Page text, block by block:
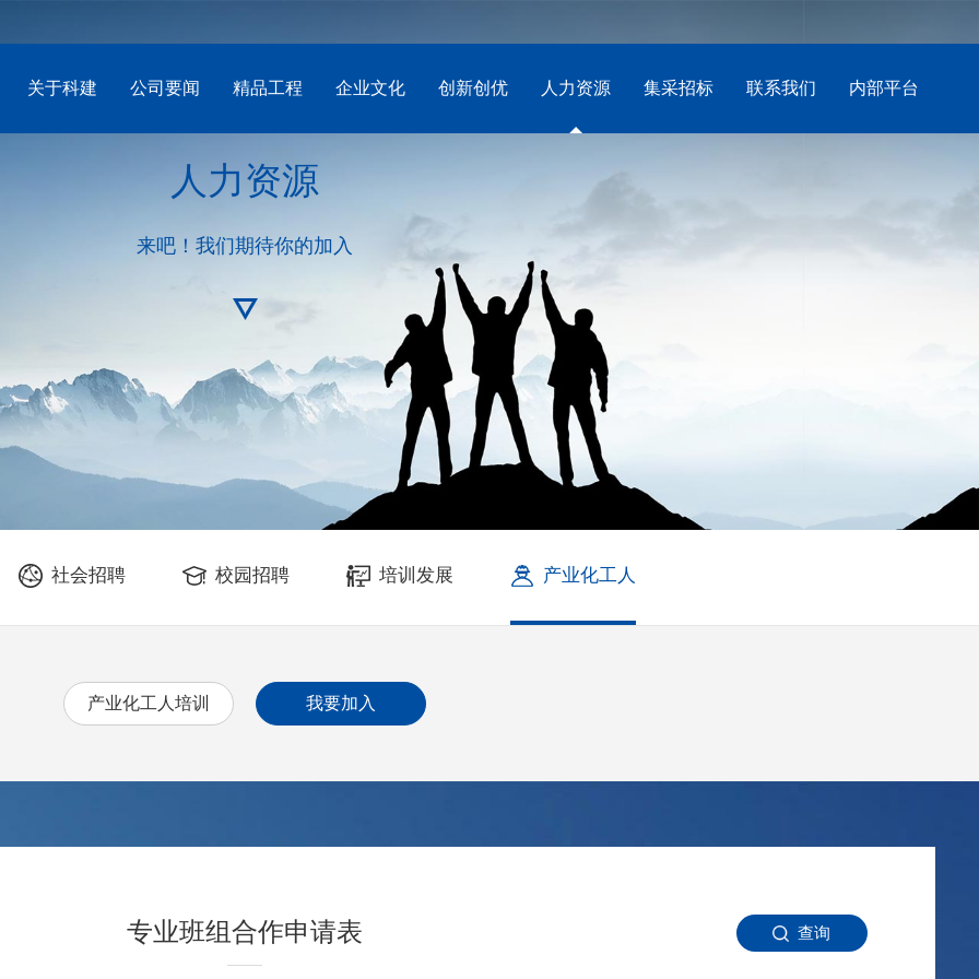
内部平台
联系我们
集采招标
人力资源
创新创优
企业文化
精品工程
公司要闻
关于科建
人力资源
来吧！我们期待你的加入
社会招聘 校园招聘 培训发展 产业化工人
产业化工人培训 我要加入
查询
专业班组合作申请表